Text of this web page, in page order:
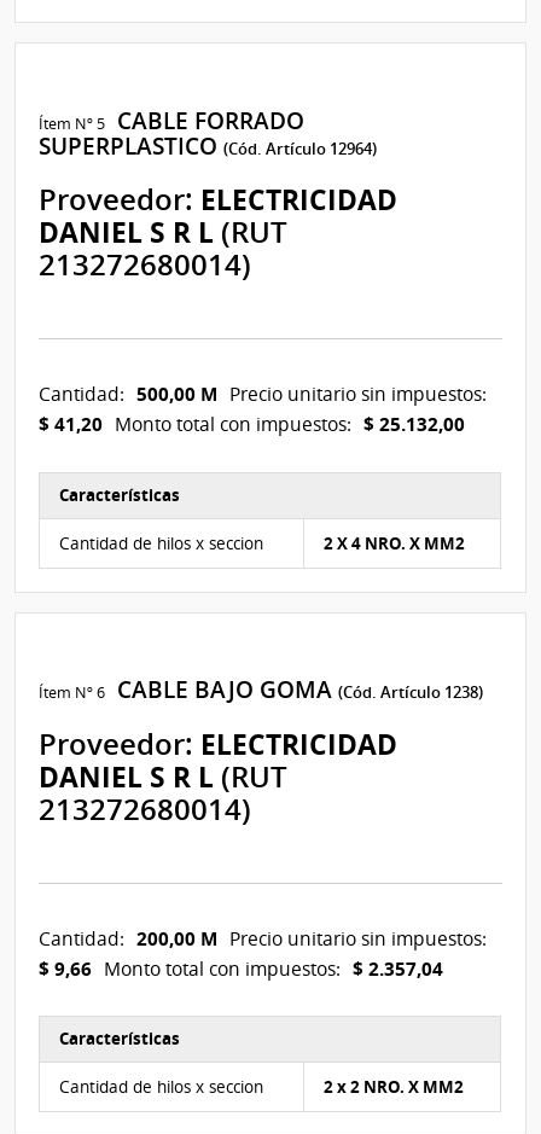
Ítem Nº 5
CABLE FORRADO
SUPERPLASTICO(Cód. Artículo 12964)
Proveedor: ELECTRICIDAD
DANIEL S R L (RUT
213272680014)
Cantidad: 500,00 M Precio unitario sin impuestos:
$ 41,20 Monto total con impuestos: $ 25.132,00
Características del Ítem Nº 5
Características
Cantidad de hilos x seccion 2 X 4 NRO. X MM2
Ítem Nº 6 CABLE BAJO GOMA(Cód. Artículo 1238)
Proveedor: ELECTRICIDAD
DANIEL S R L (RUT
213272680014)
Cantidad: 200,00 M Precio unitario sin impuestos:
$ 9,66 Monto total con impuestos: $ 2.357,04
Características
Cantidad de hilos x seccion 2 x 2 NRO. X MM2